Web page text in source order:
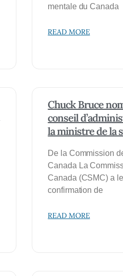
mentale du Canada
READ MORE
Chuck Bruce
conseil
la ministre de la
De la Commission
Canada La
Canada (CSMC) a
confirmation de
READ MORE